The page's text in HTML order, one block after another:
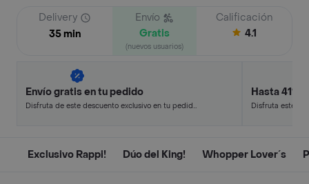
Delivery
35 min
Envío
Gratis
(nuevos usuarios)
Calificación
4.1
Envío gratis en tu pedido
Disfruta de este descuento exclusivo en tu pedido
Hasta 41%
Disfruta este
Exclusivo Rappi! Dúo del King! Whopper Lover´s